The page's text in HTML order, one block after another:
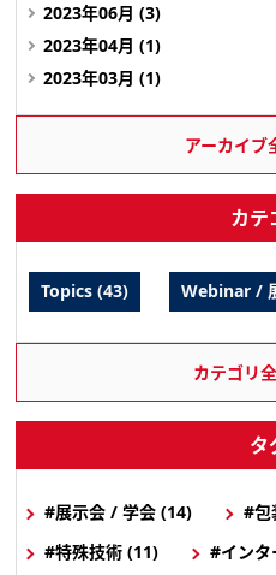
2023年06月 (3)
2023年04月 (1)
2023年03月 (1)
アーカイブ
カテ
Topics (43) Webinar /
カテゴリ
タ
#展示会 / 学会 (14)
#包
#特殊技術 (11)
#インタ